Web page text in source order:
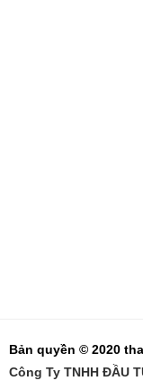
Bản quyền © 2020
Công Ty TNHH ĐẦU